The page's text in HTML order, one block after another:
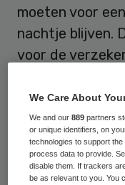
moeten voor
nachtje blijven.
voor de
“Wij zien al
privéklinieken
behandelen
meerdere
We Care About
We and our889 partners
or unique identifiers, on
technologies to support
process data to provide.
disable them. If trackers
be as relevant to you. You